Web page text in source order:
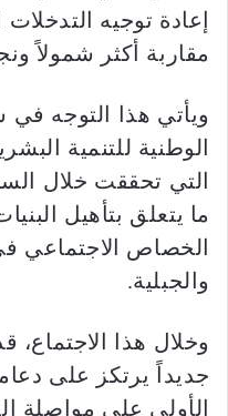
إعادة توجيه التدخلات
مقاربة أكثر شمولاً
ويأتي هذا التوجه في
الوطنية للتنمية
التي تحققت خلال
ما يتعلق بتأهيل
الخصاص الاجتماعي
والجبلية.
وخلال هذا الاجتماع،
جديداً يرتكز على
الأولى على مواصلة